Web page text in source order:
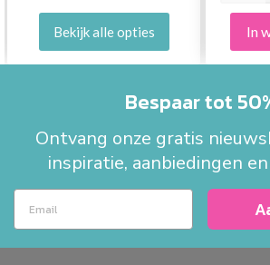
Bekijk alle opties In
Bespaar tot
Ontvang onze gratis
inspiratie, aanbiedingen